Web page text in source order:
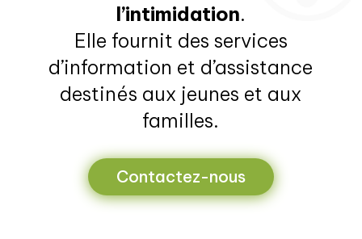
l’intimidation.
Elle fournit des services
d’information et d’assistance
destinés aux jeunes et aux
familles.
Contactez-nous